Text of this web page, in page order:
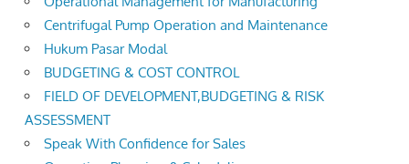
Centrifugal Pump Operation and Maintenance
Hukum Pasar Modal
BUDGETING & COST CONTROL
FIELD OF DEVELOPMENT,BUDGETING & RISK
ASSESSMENT
Speak With Confidence for Sales